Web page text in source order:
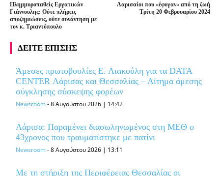
Πλημμυροπαθείς Εργατικών
Γιάννουλης: Ούτε πλήρεις
αποζημιώσεις, ούτε συνάντηση με
τον κ. Τριαντόπουλο
Λαρισαίοι που «έφυγαν» από τη ζωή
Τρίτη 20 Φεβρουαρίου 2024
ΔΕΙΤΕ ΕΠΙΣΗΣ
Άμεσες πρωτοβουλίες Ε. Λιακούλη για τα DATA
CENTER Λάρισας και Θεσσαλίας – Αίτημα άμεσης
σύγκλησης σύσκεψης φορέων
Newsroom-8 Αυγούστου 2026 | 14:42
Λάρισα: Παραμένει διασωληνωμένος στη ΜΕΘ o
43χρονος που τραυματίστηκε με πατίνι
Newsroom-8 Αυγούστου 2026 | 13:11
Με τη στήριξη της Περιφέρειας Θεσσαλίας οι